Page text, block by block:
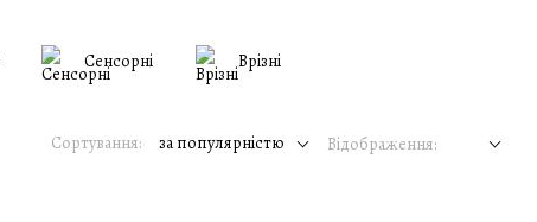
Сенсорні Врізні
Сортування: за популярністю Відображення: